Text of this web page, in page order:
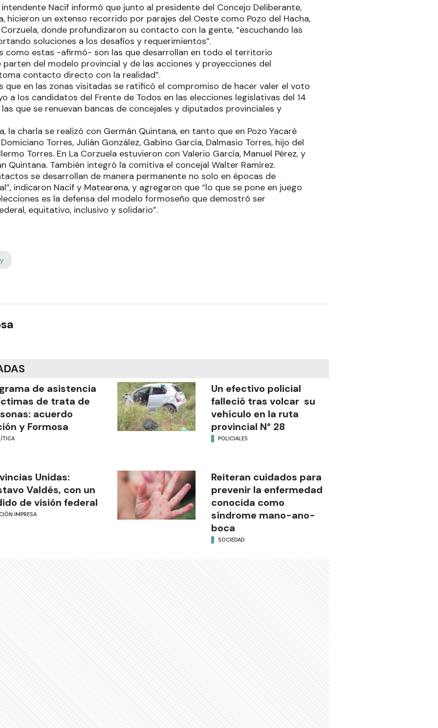
Nacif informó que junto al presidente del Concejo Deliberante,
hicieron un extenso recorrido por parajes del Oeste como Pozo del Hacha,
Corzuela, donde profundizaron su contacto con la gente, “escuchando las
soluciones a los desafíos y requerimientos”.
como estas -afirmó- son las que desarrollan en todo el territorio
del modelo provincial y de las acciones y proyecciones del
contacto directo con la realidad”.
que en las zonas visitadas se ratificó el compromiso de hacer valer el voto
a los candidatos del Frente de Todos en las elecciones legislativas del 14
que se renuevan bancas de concejales y diputados provinciales y
la charla se realizó con Germán Quintana, en tanto que en Pozo Yacaré
Torres, Julián González, Gabino García, Dalmasio Torres, hijo del
Torres. En La Corzuela estuvieron con Valerio García, Manuel Pérez, y
Quintana. También integró la comitiva el concejal Walter Ramírez.
se desarrollan de manera permanente no solo en épocas de
indicaron Nacif y Matearena, y agregaron que “lo que se pone en juego
es la defensa del modelo formoseño que demostró ser
equitativo, inclusivo y solidario”.
de asistencia
de trata de
acuerdo
y Formosa
Un efectivo policial
falleció tras volcar su
vehículo en la ruta
provincial N° 28
POLICIALES
Unidas:
Valdés, con un
de visión federal
IMPRESA
Reiteran cuidados para
prevenir la enfermedad
conocida como
síndrome mano-ano-
boca
SOCIEDAD